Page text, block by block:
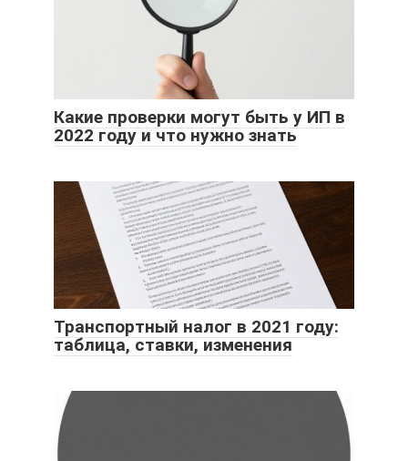
Какие проверки могут быть у ИП в
2022 году и что нужно знать
Транспортный налог в 2021 году:
таблица, ставки, изменения